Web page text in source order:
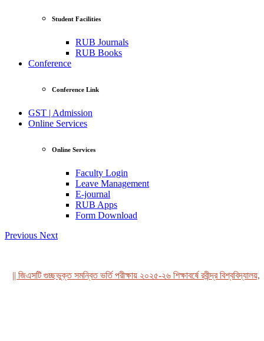
Student Facilities
RUB Journals
RUB Books
Conference
Conference Link
GST | Admission
Online Services
Online Services
Faculty Login
Leave Management
E-journal
RUB Apps
Form Download
Previous Next
|| জিএসটি গুচ্ছভুক্ত সমন্বিত ভর্তি পরীক্ষায় ২০২৫-২৬ শিক্ষাবর্ষে রবীন্দ্র